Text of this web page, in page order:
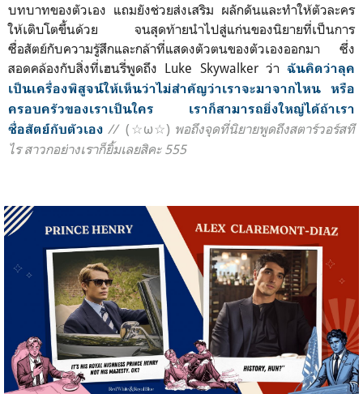
บทบาทของตัวเอง แถมยังช่วยส่งเสริม ผลักดันและทำให้ตัวละคร
ให้เติบโตขึ้นด้วย จนสุดท้ายนำไปสู่แก่นของนิยายที่เป็นการ
ซื่อสัตย์กับความรู้สึกและกล้าที่แสดงตัวตนของตัวเองออกมา ซึ่ง
สอดคล้องกับสิ่งที่เฮนรี่พูดถึง Luke Skywalker ว่า ฉันคิดว่าลุค
เป็นเครื่องพิสูจน์ให้เห็นว่าไม่สำคัญว่าเราจะมาจากไหน หรือ
ครอบครัวของเราเป็นใคร เราก็สามารถยิ่งใหญ่ได้ถ้าเรา
ซื่อสัตย์กับตัวเอง // (☆ω☆) พอถึงจุดที่นิยายพูดถึงสตาร์วอร์สที
ไร สาวกอย่างเราก็ยิ้มเลยสิคะ 555